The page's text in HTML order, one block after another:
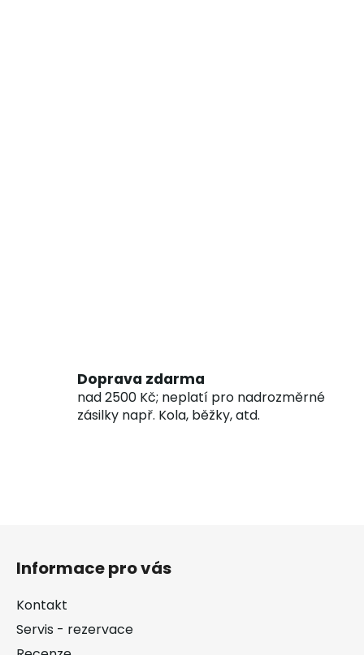
Doprava zdarma
nad 2500 Kč; neplatí pro nadrozměrné
zásilky např. Kola, běžky, atd.
Informace pro vás
Kontakt
Servis - rezervace